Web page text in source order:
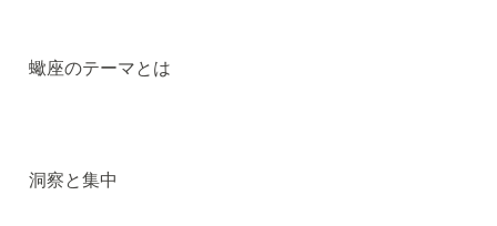
蠍座のテーマとは
洞察と集中